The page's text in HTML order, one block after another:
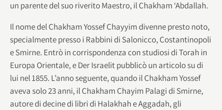
un parente del suo riverito Maestro, il Chakham ‘Abdallah.
Il nome del Chakham Yossef Chayyim divenne presto noto,
specialmente presso i Rabbini di Salonicco, Costantinopoli
e Smirne. Entrò in corrispondenza con studiosi di Torah in
Europa Orientale, e Der Israelit pubblicò un articolo su di
lui nel 1855. L’anno seguente, quando il Chakham Yossef
aveva solo 23 anni, il Chakham Chayim Palagi di Smirne,
autore di decine di libri di Halakhah e Aggadah, gli